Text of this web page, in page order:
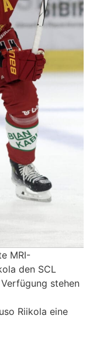
MRI-
den SCL
stehen
Riikola eine